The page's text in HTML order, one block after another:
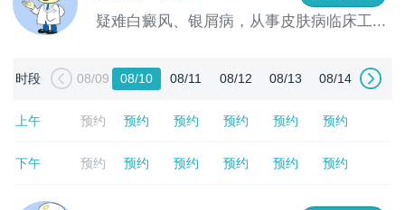
疑难白癜风、银屑病，从事皮肤病临床工...
时段 08/09 08/10 08/11 08/12 08/13 08/14
上午 预约 预约 预约 预约 预约 预约
下午 预约 预约 预约 预约 预约 预约